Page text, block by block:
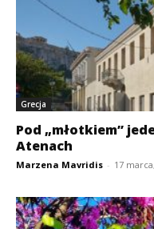
Grecja
Pod „młotkiem”
Atenach
Marzena Mavridis - 17